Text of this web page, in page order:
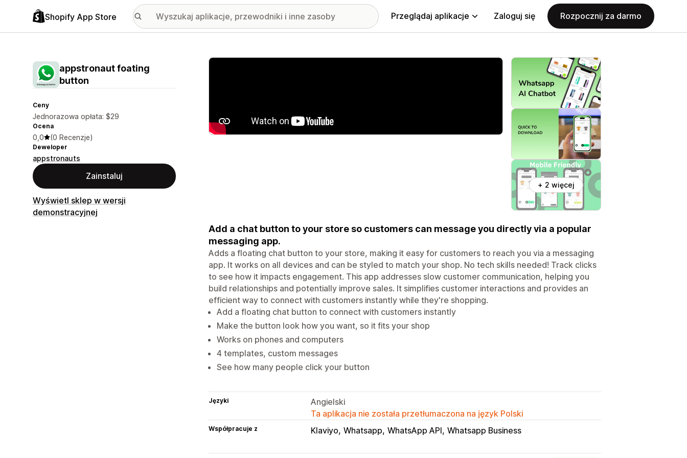
Shopify App Store Przeglądaj aplikacje Zaloguj się Rozpocznij za darmo
appstronaut foating
button
Ceny
Jednorazowa opłata: $29
Ocena
0,0 (0 Recenzje)
Deweloper
appstronauts
Zainstaluj
Wyświetl sklep w wersji
demonstracyjnej
Wyróżnione obrazy w galerii
+ 2 więcej
Add a chat button to your store so customers can message you directly via a popular
messaging app.
Adds a floating chat button to your store, making it easy for customers to reach you via a messaging
app. It works on all devices and can be styled to match your shop. No tech skills needed! Track clicks
to see how it impacts engagement. This app addresses slow customer communication, helping you
build relationships and potentially improve sales. It simplifies customer interactions and provides an
efficient way to connect with customers instantly while they're shopping.
Add a floating chat button to connect with customers instantly
Make the button look how you want, so it fits your shop
Works on phones and computers
4 templates, custom messages
See how many people click your button
Języki
Angielski
Ta aplikacja nie została przetłumaczona na język Polski
Współpracuje z Klaviyo Whatsapp WhatsApp API Whatsapp Business